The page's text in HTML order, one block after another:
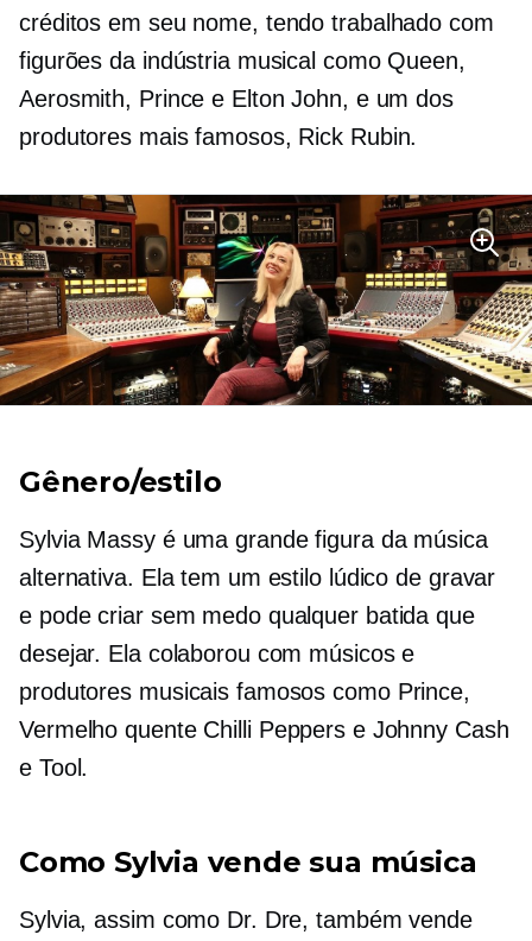
créditos em seu nome, tendo trabalhado com
figurões da indústria musical como Queen,
Aerosmith, Prince e Elton John, e um dos
produtores mais famosos, Rick Rubin.
Gênero/estilo
Sylvia Massy é uma grande figura da música
alternativa. Ela tem um estilo lúdico de gravar
e pode criar sem medo qualquer batida que
desejar. Ela colaborou com músicos e
produtores musicais famosos como Prince,
Vermelho quenteChilli Peppers e Johnny Cash
e Tool.
Como Sylvia vende sua música
Sylvia, assim como Dr. Dre, também vende